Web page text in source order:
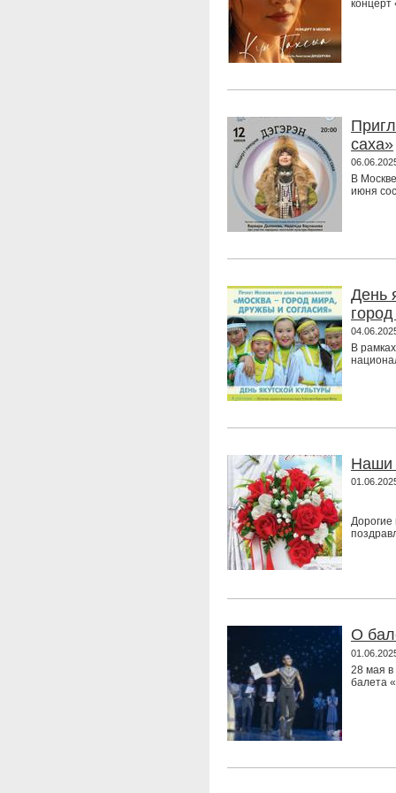
концерт
саха»
В
июня
День
В
О
28 мая в
балета